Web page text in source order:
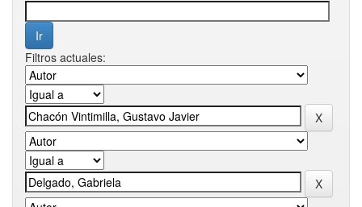
Filtros actuales: